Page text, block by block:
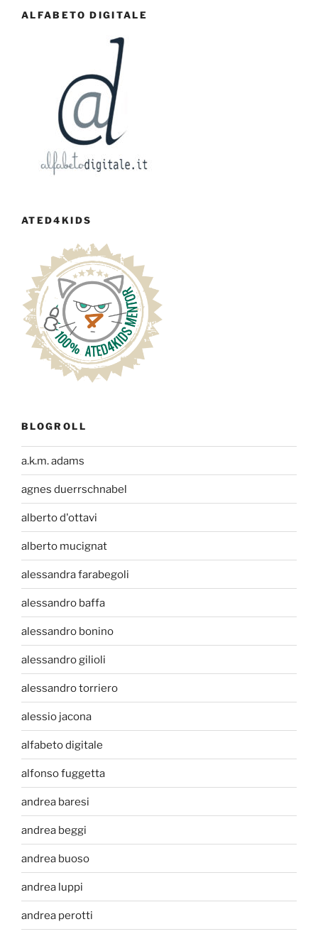
ALFABETO DIGITALE
ATED4KIDS
BLOGROLL
a.k.m. adams
agnes duerrschnabel
alberto d'ottavi
alberto mucignat
alessandra farabegoli
alessandro baffa
alessandro bonino
alessandro gilioli
alessandro torriero
alessio jacona
alfabeto digitale
alfonso fuggetta
andrea baresi
andrea beggi
andrea buoso
andrea luppi
andrea perotti